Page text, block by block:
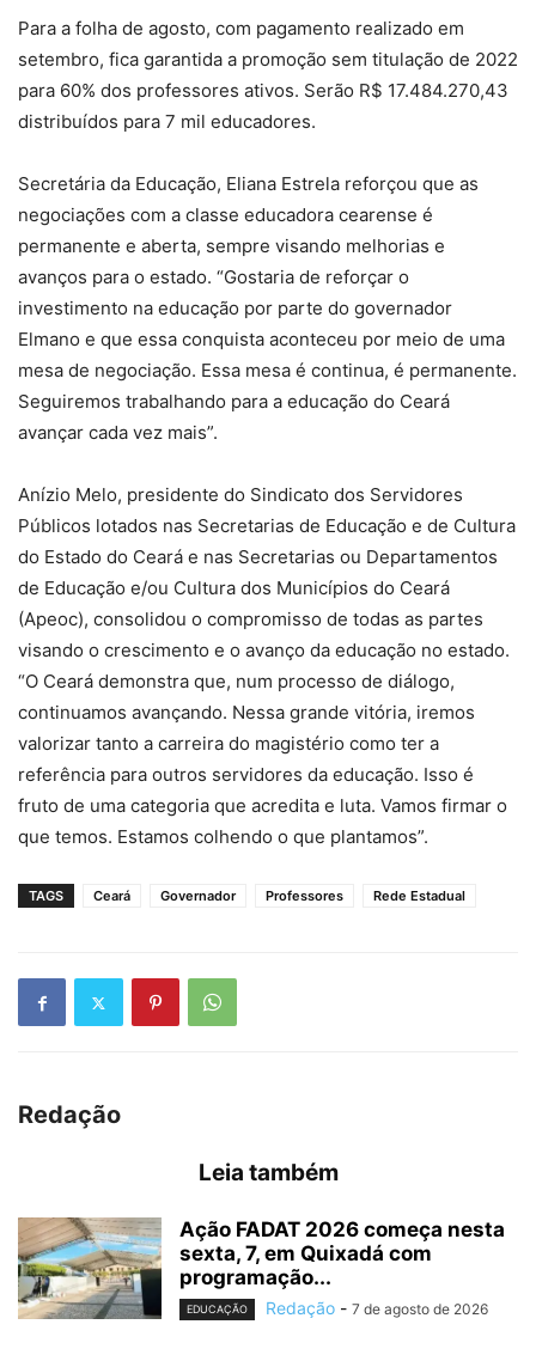
Para a folha de agosto, com pagamento realizado em
setembro, fica garantida a promoção sem titulação de 2022
para 60% dos professores ativos. Serão R$ 17.484.270,43
distribuídos para 7 mil educadores.
Secretária da Educação, Eliana Estrela reforçou que as
negociações com a classe educadora cearense é
permanente e aberta, sempre visando melhorias e
avanços para o estado. “Gostaria de reforçar o
investimento na educação por parte do governador
Elmano e que essa conquista aconteceu por meio de uma
mesa de negociação. Essa mesa é continua, é permanente.
Seguiremos trabalhando para a educação do Ceará
avançar cada vez mais”.
Anízio Melo, presidente do Sindicato dos Servidores
Públicos lotados nas Secretarias de Educação e de Cultura
do Estado do Ceará e nas Secretarias ou Departamentos
de Educação e/ou Cultura dos Municípios do Ceará
(Apeoc), consolidou o compromisso de todas as partes
visando o crescimento e o avanço da educação no estado.
“O Ceará demonstra que, num processo de diálogo,
continuamos avançando. Nessa grande vitória, iremos
valorizar tanto a carreira do magistério como ter a
referência para outros servidores da educação. Isso é
fruto de uma categoria que acredita e luta. Vamos firmar o
que temos. Estamos colhendo o que plantamos”.
TAGS Ceará Governador Professores Rede Estadual
Redação
Leia também
Ação FADAT 2026 começa nesta
sexta, 7, em Quixadá com
programação...
EDUCAÇÃO Redação - 7 de agosto de 2026